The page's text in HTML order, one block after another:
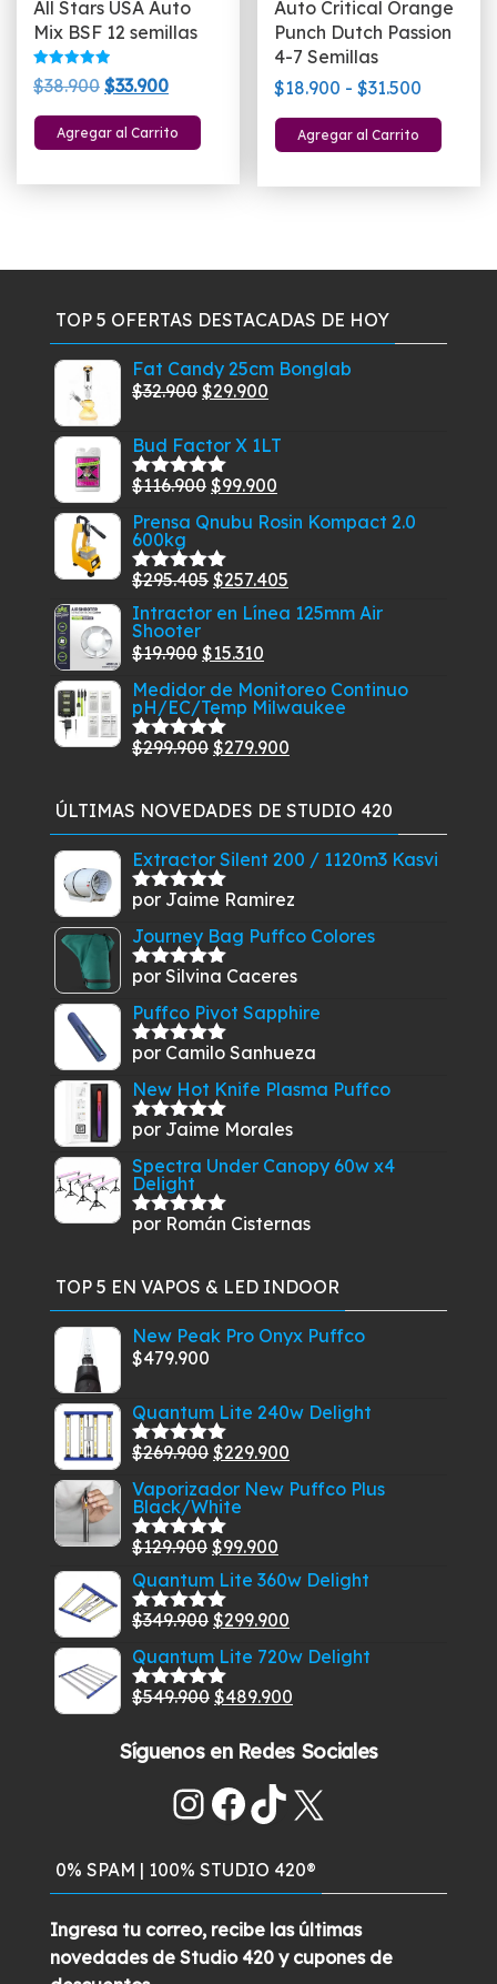
All Stars USA Auto
Mix BSF 12 semillas
Valorado
con
de 5
$38.900 El
precio
original
$33.900El
precio
actual
Agregar al Carrito
Auto Critical Orange
Punch Dutch Passion
4-7 Semillas
$18.900 - $31.500
de
precios:
Agregar al Carrito
TOP 5 OFERTAS DESTACADAS DE HOY
Fat Candy 25cm Bonglab
$32.900 El
original
era:
$32.900.
$29.900
actual
es:
$29.900.
Bud Factor X 1LT
Valorado
5
$116.900 El
precio
era:
$116.900.
$99.900
precio
es:
$99.900.
Prensa Qnubu Rosin Kompact 2.0
600kg
Valorado
con
5
$295.405 El
precio
era:
$295.405.
$257.405
precio
$257.405.
Intractor en Línea 125mm Air
Shooter
$19.900 El
precio
original
era:
$19.900.
$15.310
precio
actual
es:
$15.310.
Medidor de Monitoreo Continuo
pH/EC/Temp Milwaukee
Valorado
$299.900 El
original
era:
$299.900.
$279.900
actual
es:
$279.900.
ÚLTIMAS NOVEDADES DE STUDIO 420
Extractor Silent 200 / 1120m3 Kasvi
Valorado
por Jaime Ramirez
Journey Bag Puffco Colores
Valorado
por Silvina Caceres
Puffco Pivot Sapphire
Valorado
por Camilo Sanhueza
New Hot Knife Plasma Puffco
Valorado
por Jaime Morales
Spectra Under Canopy 60w x4
Delight
Valorado
por Román Cisternas
TOP 5 EN VAPOS & LED INDOOR
New Peak Pro Onyx Puffco
$479.900
Quantum Lite 240w Delight
Valorado
5
$269.900 El
precio
original
era:
$269.900.
$229.900
precio
Vaporizador New Puffco Plus
Black/White
Valorado
con
de
5
$129.900 El
precio
original
era:
$129.900.
$99.900
precio
es:
$99.900.
Quantum Lite 360w Delight
Valorado
5
$349.900 El
precio
original
era:
$299.900
precio
es:
Quantum Lite 720w Delight
Valorado
5
$549.900 El
original
$549.900.
$489.900
actual
$489.900.
Síguenos en Redes Sociales
Instagram
Facebook
TikTok
X
0% SPAM | 100% STUDIO 420®
Ingresa tu correo, recibe las últimas
novedades de Studio 420 y cupones de